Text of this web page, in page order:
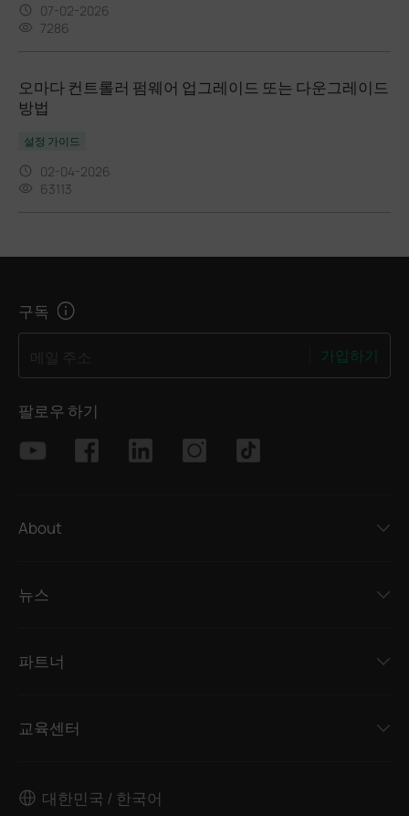
07-02-2026
7286
오마다 컨트롤러 펌웨어 업그레이드 또는 다운그레이드
방법
설정 가이드
02-04-2026
63113
구독
가입하기
팔로우 하기
About
뉴스
파트너
교육센터
대한민국 / 한국어